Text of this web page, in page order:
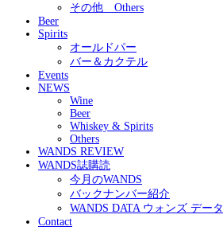
その他 Others
Beer
Spirits
オールドパー
バー＆カクテル
Events
NEWS
Wine
Beer
Whiskey & Spirits
Others
WANDS REVIEW
WANDS誌購読
今月のWANDS
バックナンバー紹介
WANDS DATA ウォンズ データ
Contact